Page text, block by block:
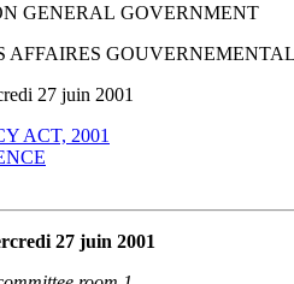
GENERAL GOVERNMENT
AFFAIRES
27 juin 2001
ACT, 2001
27 juin 2001